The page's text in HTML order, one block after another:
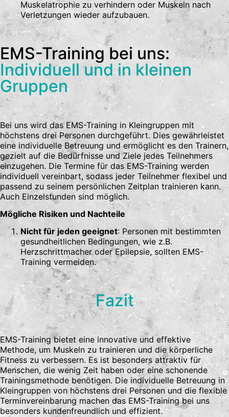
Muskelatrophie zu verhindern oder Muskeln nach
Verletzungen wieder aufzubauen.
EMS-Training bei uns:
Individuell und in kleinen
Gruppen
Bei uns wird das EMS-Training in Kleingruppen mit
höchstens drei Personen durchgeführt. Dies gewährleistet
eine individuelle Betreuung und ermöglicht es den Trainern,
gezielt auf die Bedürfnisse und Ziele jedes Teilnehmers
einzugehen. Die Termine für das EMS-Training werden
individuell vereinbart, sodass jeder Teilnehmer flexibel und
passend zu seinem persönlichen Zeitplan trainieren kann.
Auch Einzelstunden sind möglich.
Mögliche Risiken und Nachteile
Nicht für jeden geeignet: Personen mit bestimmten
gesundheitlichen Bedingungen, wie z.B.
Herzschrittmacher oder Epilepsie, sollten EMS-
Training vermeiden.
Fazit
EMS-Training bietet eine innovative und effektive
Methode, um Muskeln zu trainieren und die körperliche
Fitness zu verbessern. Es ist besonders attraktiv für
Menschen, die wenig Zeit haben oder eine schonende
Trainingsmethode benötigen. Die individuelle Betreuung in
Kleingruppen von höchstens drei Personen und die flexible
Terminvereinbarung machen das EMS-Training bei uns
besonders kundenfreundlich und effizient.